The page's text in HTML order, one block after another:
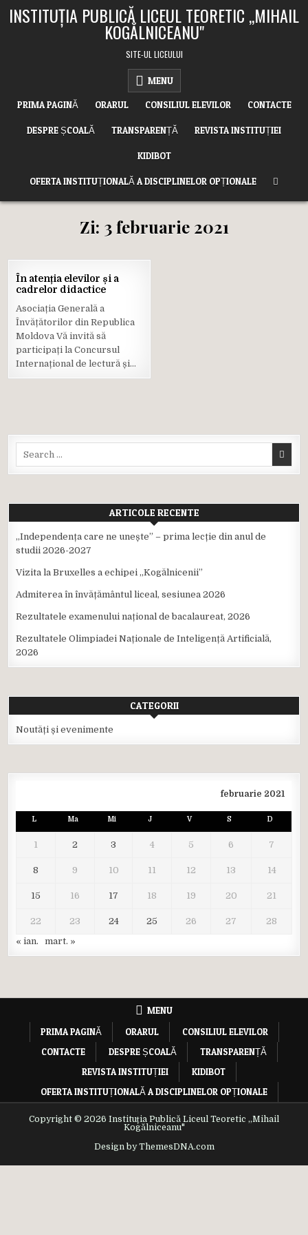
INSTITUȚIA PUBLICĂ LICEUL TEORETIC ,,MIHAIL
KOGĂLNICEANU"
SITE-UL LICEULUI
MENU
PRIMA PAGINĂ ORARUL CONSILIUL ELEVILOR CONTACTE
DESPRE ȘCOALĂ TRANSPARENȚĂ REVISTA INSTITUȚIEI
KIDIBOT
OFERTA INSTITUȚIONALĂ A DISCIPLINELOR OPȚIONALE
Zi: 3 februarie 2021
03
Posted
in
În atenția elevilor și a
cadrelor didactice
Asociația Generală a
Învățătorilor din Republica
Moldova Vă invită să
participați la Concursul
Internațional de lectură și…
ARTICOLE RECENTE
,,Independența care ne unește” – prima lecție din anul de
studii 2026-2027
Vizita la Bruxelles a echipei ,,Kogălnicenii”
Admiterea în învățământul liceal, sesiunea 2026
Rezultatele examenului național de bacalaureat, 2026
Rezultatele Olimpiadei Naționale de Inteligență Artificială,
2026
CATEGORII
Noutăți și evenimente
februarie 2021
L Ma Mi J V S D
1 2 3 4 5 6 7
8 9 10 11 12 13 14
15 16 17 18 19 20 21
22 23 24 25 26 27
28
« ian.
mart. »
MENU
PRIMA PAGINĂ
ORARUL
CONSILIUL ELEVILOR
CONTACTE
DESPRE ȘCOALĂ
TRANSPARENȚĂ
REVISTA INSTITUȚIEI
KIDIBOT
OFERTA INSTITUȚIONALĂ A DISCIPLINELOR OPȚIONALE
Copyright © 2026 Instituția Publică Liceul Teoretic ,,Mihail
Kogălniceanu"
Design by ThemesDNA.com